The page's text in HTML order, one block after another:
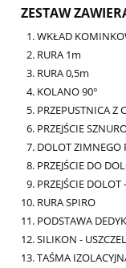
ZESTAW
WKŁAD
RURA 1m
RURA 0,5m
KOLANO 90°
PRZEPUSTNICA Z
PRZEJŚCIE
DOLOT ZIMNEGO
PRZEJŚCIE DO
PRZEJŚCIE DOLOT
RURA SPIRO
PODSTAWA
SILIKON -
TAŚMA